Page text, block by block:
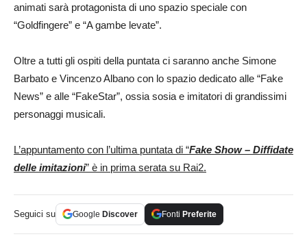
animati sarà protagonista di uno spazio speciale con
“Goldfingere” e “A gambe levate”.
Oltre a tutti gli ospiti della puntata ci saranno anche Simone
Barbato e Vincenzo Albano con lo spazio dedicato alle “Fake
News” e alle “FakeStar”, ossia sosia e imitatori di grandissimi
personaggi musicali.
L’appuntamento con l’ultima puntata di “Fake Show – Diffidate
delle imitazioni” è in prima serata su Rai2.
Seguici su Google Discover Fonti Preferite